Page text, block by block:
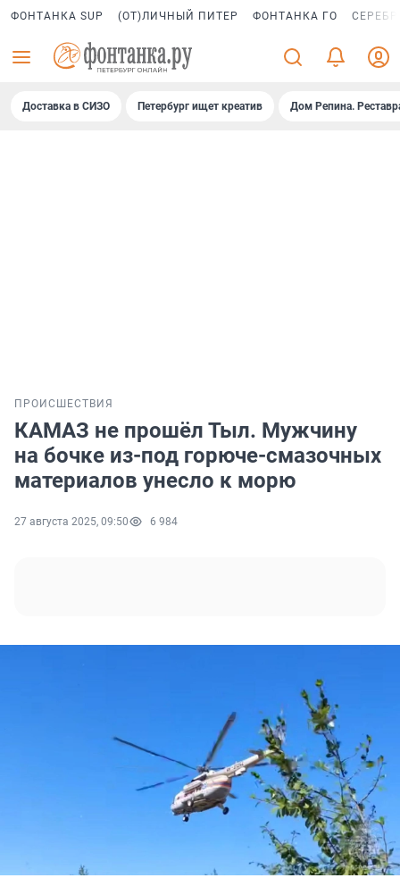
ФОНТАНКА SUP (ОТ)ЛИЧНЫЙ ПИТЕР ФОНТАНКА ГО
Доставка в СИЗО Петербург ищет креатив Дом Репина.
ПРОИСШЕСТВИЯ
КАМАЗ не прошёл Тыл. Мужчину
на бочке из-под горюче-смазочных
материалов унесло к морю
27 августа 2025, 09:50 6 984